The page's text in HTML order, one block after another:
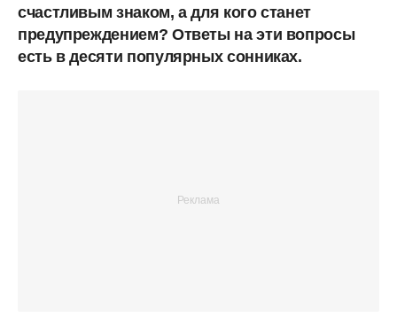
счастливым знаком, а для кого станет
предупреждением? Ответы на эти вопросы
есть в десяти популярных сонниках.